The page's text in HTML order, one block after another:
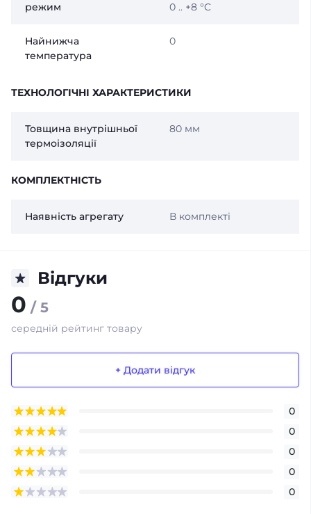
режим
0 .. +8 °C
Найнижча
температура
0
ТЕХНОЛОГІЧНІ ХАРАКТЕРИСТИКИ
Товщина внутрішньої
термоізоляції
80 мм
КОМПЛЕКТНІСТЬ
Наявність агрегату В комплекті
Відгуки
0 / 5
середній рейтинг товару
+ Додати відгук
0
0
0
0
0